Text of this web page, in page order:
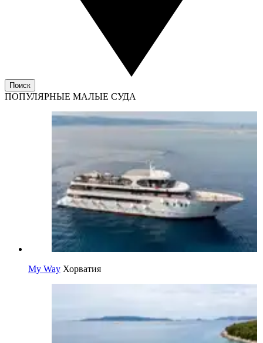
Поиск
ПОПУЛЯРНЫЕ МАЛЫЕ СУДА
My Way Хорватия